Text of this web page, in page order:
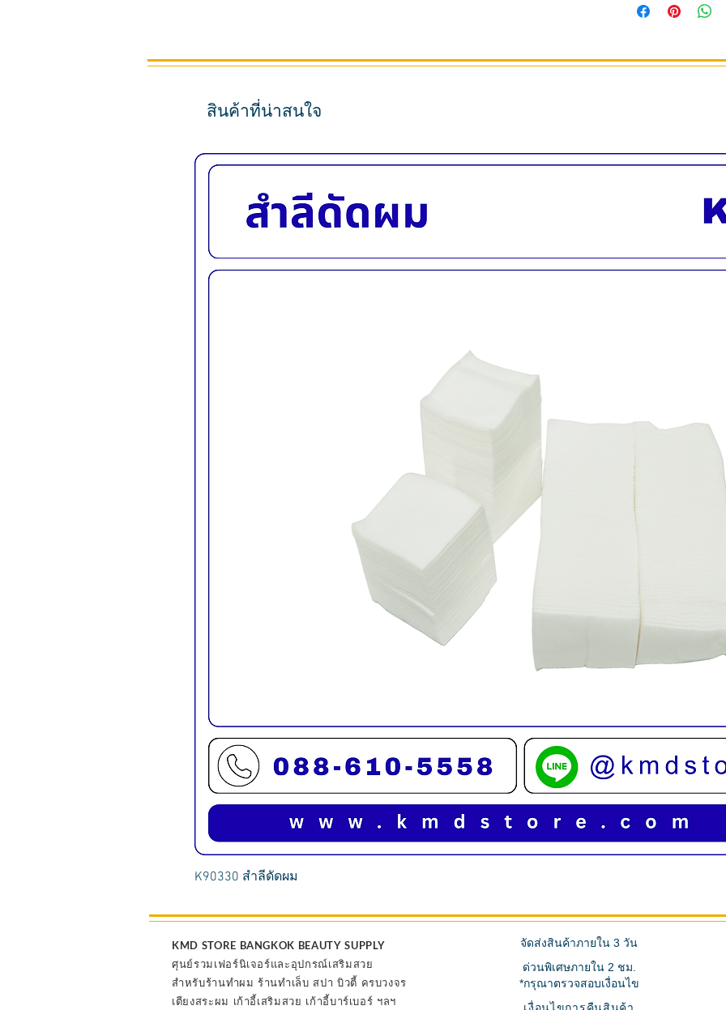
สินค้าที่น่าสนใจ
K90330 สำลีดัดผม
KMD STORE BANGKOK BEAUTY SUPPLY
ศุนย์รวมเฟอร์นิเจอร์และอุปกรณ์เสริมสวย
สำหรับร้านทำผม ร้านทำเล็บ สปา บิวตี้ ครบวงจร
เตียงสระผม เก้าอี้เสริมสวย เก้าอี้บาร์เบอร์ ฯลฯ
จัดส่งสินค้าภายใน 3 วัน
ด่วนพิเศษภายใน 2 ชม.
*กรุณาตรวจสอบเงื่อนไข